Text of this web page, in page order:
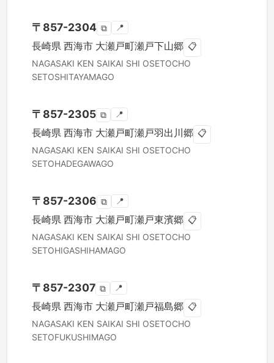
〒 857-2304 ⧉ 📍
長崎県 西海市 大瀬戸町瀬戸下山郷 📋
NAGASAKI KEN SAIKAI SHI OSETOCHO
SETOSHITAYAMAGO
〒 857-2305 ⧉ 📍
長崎県 西海市 大瀬戸町瀬戸羽出川郷 📋
NAGASAKI KEN SAIKAI SHI OSETOCHO
SETOHADEGAWAGO
〒 857-2306 ⧉ 📍
長崎県 西海市 大瀬戸町瀬戸東濱郷 📋
NAGASAKI KEN SAIKAI SHI OSETOCHO
SETOHIGASHIHAMAGO
〒 857-2307 ⧉ 📍
長崎県 西海市 大瀬戸町瀬戸福島郷 📋
NAGASAKI KEN SAIKAI SHI OSETOCHO
SETOFUKUSHIMAGO